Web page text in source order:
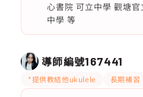
心書院 可立中學 觀塘
中學 等
導師編號167441
*提供教結他ukulele 長期補習